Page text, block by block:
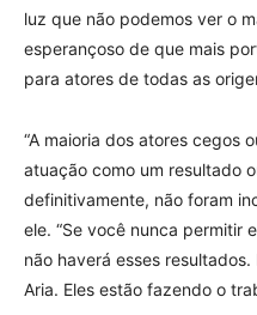
luz que não podemos ver o
esperançoso de que mais
para atores de todas as
“A maioria dos atores cegos
atuação como um resultado
definitivamente, não foram
ele. “Se você nunca permitir
não haverá esses
Aria. Eles estão fazendo o